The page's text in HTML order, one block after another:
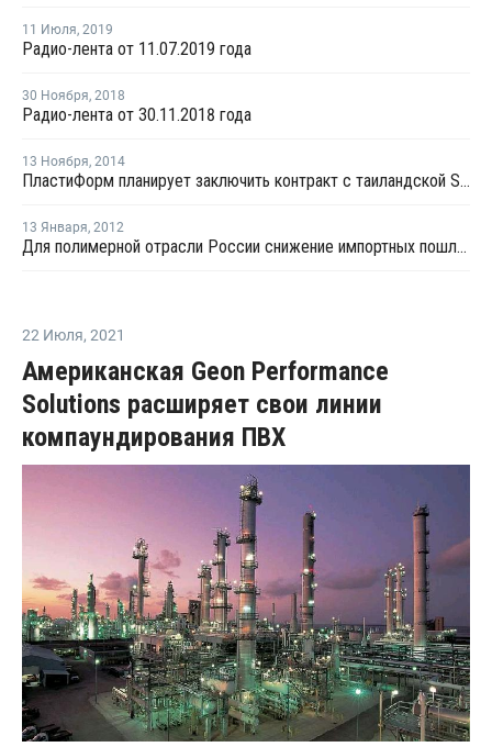
11 Июля, 2019
Радио-лента от 11.07.2019 года
30 Ноября, 2018
Радио-лента от 30.11.2018 года
13 Ноября, 2014
ПластиФорм планирует заключить контракт с таиландской SCG на поставку ПЭТ
13 Января, 2012
Для полимерной отрасли России снижение импортных пошлин произойдет в два этапа
22 Июля, 2021
Американская Geon Performance
Solutions расширяет свои линии
компаундирования ПВХ